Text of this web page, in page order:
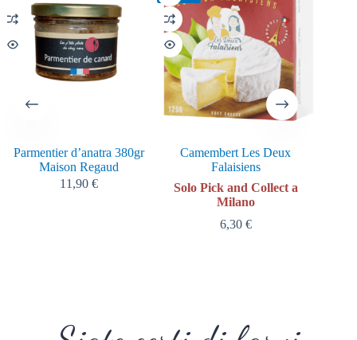
Parmentier d’anatra 380gr
Maison Regaud
11,90 €
Camembert Les Deux
Falaisiens
Solo Pick and Collect a
Milano
6,30 €